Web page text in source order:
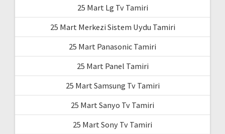
25 Mart Lg Tv Tamiri
25 Mart Merkezi Sistem Uydu Tamiri
25 Mart Panasonic Tamiri
25 Mart Panel Tamiri
25 Mart Samsung Tv Tamiri
25 Mart Sanyo Tv Tamiri
25 Mart Sony Tv Tamiri